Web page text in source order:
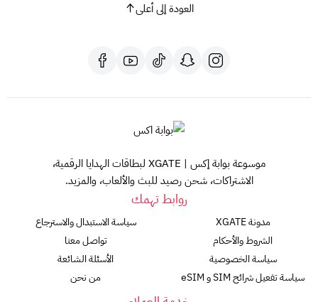
العودة إلى أعلى
موسوعة بوابة إكس | XGATE لبطاقات الهدايا الرقمية،
الاشتراكات، شحن رصيد للبث والألعاب، والمزيد.
روابط تهمك
مدونة XGATE
الشروط والأحكام
سياسة الخصوصية
سياسة تفعيل شرائح SIM و eSIM
سياسة الاستبدال والاسترجاع
تواصل معنا
الأسئلة الشائعة
من نحن